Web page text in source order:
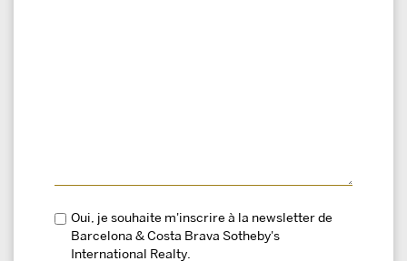
Oui, je souhaite m'inscrire à la newsletter de
Barcelona & Costa Brava Sotheby's
International Realty.